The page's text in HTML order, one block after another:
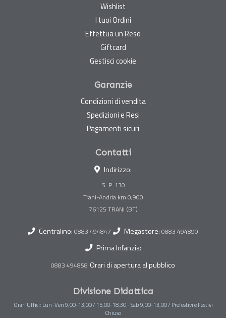
Wishlist
I tuoi Ordini
Effettua un Reso
Giftcard
Gestisci cookie
Garanzie
Condizioni di vendita
Spedizioni e Resi
Pagamenti sicuri
Contatti
Indirizzo:
S. P. 130
Trani-Andria km 0,900
Centralino: 0883 494847 Megastore: 0883 494890
Prima Infanzia:
0883 494858 Orari di apertura al pubblico
Divisione Didattica
Orari Uffici: Lun-Ven 9,00-13,00 / 15,00-18,30 - Sab 9,00-13,00 / Prefestivi e Festivi
Chiuso